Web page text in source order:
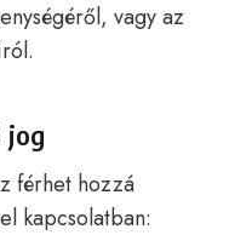
vagy az
jog
férhet hozzá
kapcsolatban: